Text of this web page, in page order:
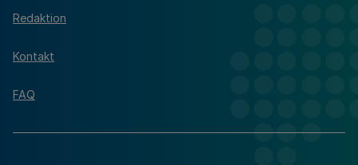
Redaktion
Kontakt
FAQ